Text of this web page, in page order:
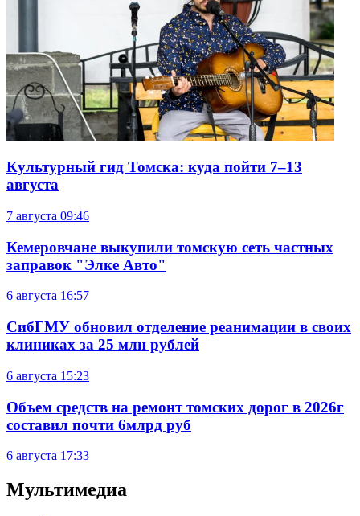
Культурный гид Томска: куда пойти 7–13
августа
7 августа 09:46
Кемеровчане выкупили томскую сеть частных
заправок "Элке Авто"
6 августа 16:57
СибГМУ обновил отделение реанимации в своих
клиниках за 25 млн рублей
6 августа 15:23
Объем средств на ремонт томских дорог в 2026г
составил почти 6млрд руб
6 августа 17:33
Мультимедиа